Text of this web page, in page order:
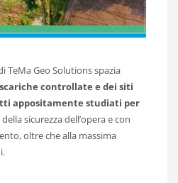
TeMa Geo Solutions spazia
controllate e dei siti
appositamente studiati per
sicurezza dell’opera e con
oltre che alla massima